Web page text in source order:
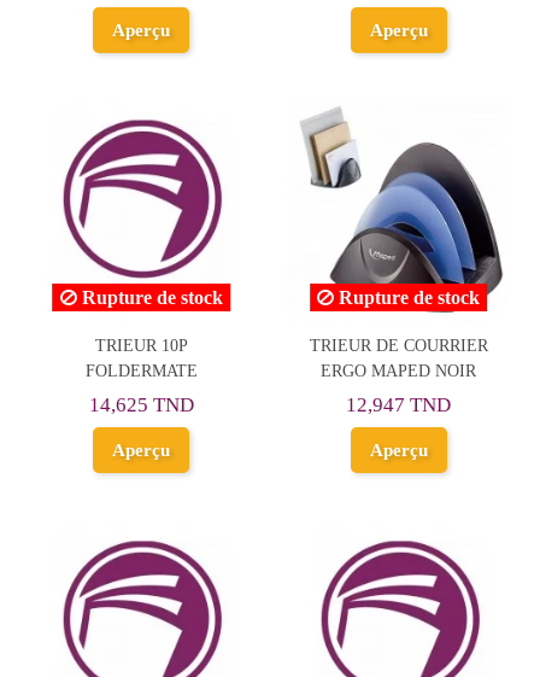
Aperçu Aperçu
Rupture de stock
TRIEUR 10P
FOLDERMATE
14,625 TND
Aperçu
Rupture de stock
TRIEUR DE COURRIER
ERGO MAPED NOIR
12,947 TND
Aperçu